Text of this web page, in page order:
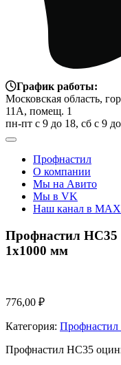
График работы:
Московская область,
11А, помещ. 1
пн-пт с 9 до 18, сб с 9
Профнастил
О компании
Мы на Авито
Мы в VK
Наш канал в MAX
Профнастил НС35
1х1000 мм
776,00 ₽
Категория:
Профнастил НС35